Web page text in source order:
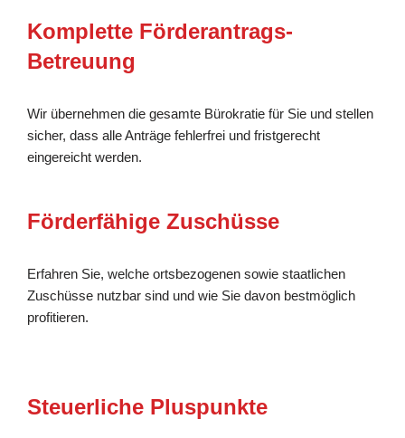
Komplette Förderantrags-
Betreuung
Wir übernehmen die gesamte Bürokratie für Sie und stellen
sicher, dass alle Anträge fehlerfrei und fristgerecht
eingereicht werden.
Förderfähige Zuschüsse
Erfahren Sie, welche ortsbezogenen sowie staatlichen
Zuschüsse nutzbar sind und wie Sie davon bestmöglich
profitieren.
Steuerliche Pluspunkte